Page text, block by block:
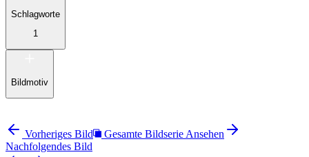
Schlagworte
1
Bildmotiv
Vorheriges Bild
Gesamte Bildserie Ansehen
Nachfolgendes Bild